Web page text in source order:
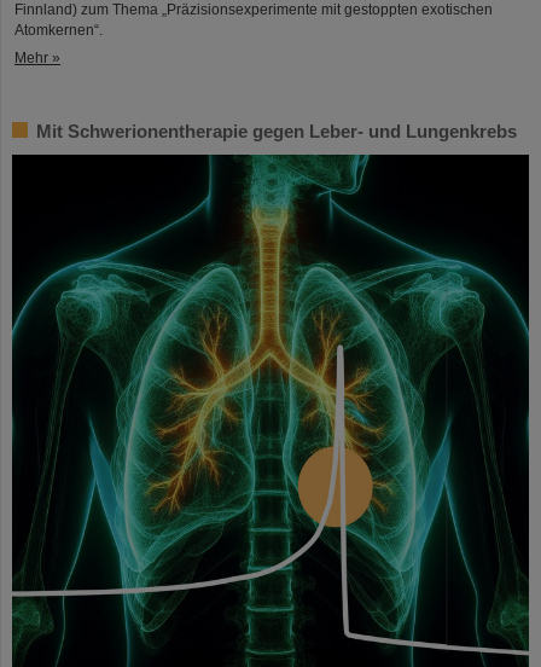
Finnland) zum Thema „Präzisionsexperimente mit gestoppten exotischen
Atomkernen“.
Mehr »
Mit Schwerionentherapie gegen Leber- und Lungenkrebs